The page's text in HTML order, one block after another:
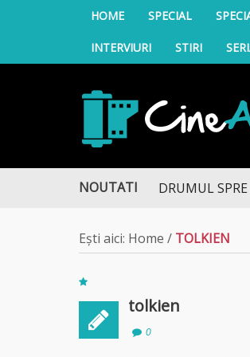
HOME SPECIAL
INTERVIURI STIRI
CineAmator
NOUTATIDRUMUL SPRE
Ești aici: Home / TOLKIEN
tolkien
0